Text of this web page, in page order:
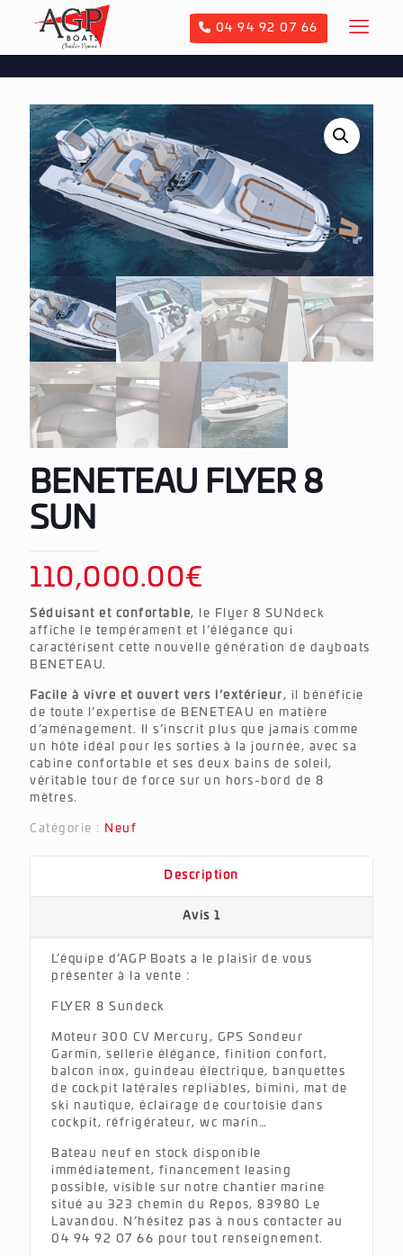
04 94 92 07 66
BENETEAU FLYER 8
SUN
110,000.00€
Séduisant et confortable, le Flyer 8 SUNdeck
affiche le tempérament et l’élégance qui
caractérisent cette nouvelle génération de dayboats
BENETEAU.
Facile à vivre et ouvert vers l’extérieur, il bénéficie
de toute l’expertise de BENETEAU en matière
d’aménagement. Il s’inscrit plus que jamais comme
un hôte idéal pour les sorties à la journée, avec sa
cabine confortable et ses deux bains de soleil,
véritable tour de force sur un hors-bord de 8
mètres.
Catégorie : Neuf
Description
Avis 1
L’équipe d’AGP Boats a le plaisir de vous
présenter à la vente :
FLYER 8 Sundeck
Moteur 300 CV Mercury, GPS Sondeur
Garmin, sellerie élégance, finition confort,
balcon inox, guindeau électrique, banquettes
de cockpit latérales repliables, bimini, mat de
ski nautique, éclairage de courtoisie dans
cockpit, réfrigérateur, wc marin…
Bateau neuf en stock disponible
immédiatement, financement leasing
possible, visible sur notre chantier marine
situé au 323 chemin du Repos, 83980 Le
Lavandou. N’hésitez pas à nous contacter au
04 94 92 07 66 pour tout renseignement.